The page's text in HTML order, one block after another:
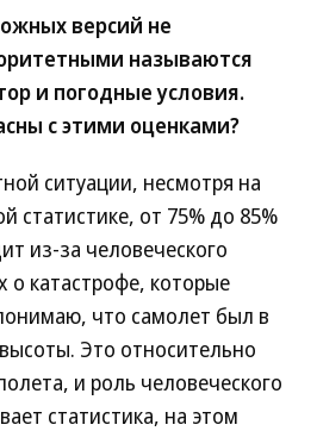
версий не
называются
и погодные условия.
с этими оценками?
ситуации, несмотря на
статистике, от 75% до 85%
из-за человеческого
о катастрофе, которые
что самолет был в
Это относительно
и роль человеческого
статистика, на этом